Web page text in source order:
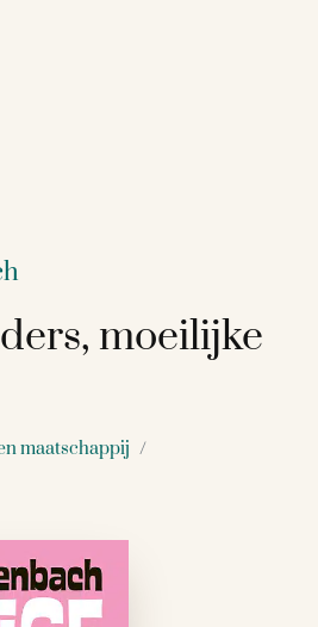
moeilijke
maatschappij